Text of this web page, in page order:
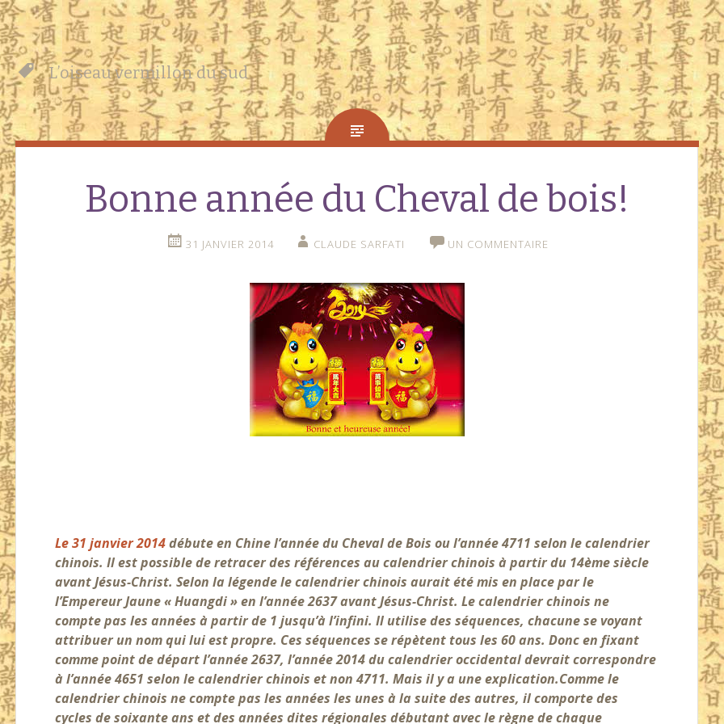
L’oiseau vermillon du sud
Bonne année du Cheval de bois!
31 JANVIER 2014 CLAUDE SARFATI UN COMMENTAIRE
Le 31 janvier 2014débute en Chine l’année du Cheval de Bois ou l’année 4711 selon le calendrier
chinois. Il est possible de retracer des références au calendrier chinois à partir du 14ème siècle
avant Jésus-Christ. Selon la légende le calendrier chinois aurait été mis en place par le
l’Empereur Jaune « Huangdi » en l’année 2637 avant Jésus-Christ. Le calendrier chinois ne
compte pas les années à partir de 1 jusqu’à l’infini. Il utilise des séquences, chacune se voyant
attribuer un nom qui lui est propre. Ces séquences se répètent tous les 60 ans. Donc en fixant
comme point de départ l’année 2637, l’année 2014 du calendrier occidental devrait correspondre
à l’année 4651 selon le calendrier chinois et non 4711. Mais il y a une explication.Comme le
calendrier chinois ne compte pas les années les unes à la suite des autres, il comporte des
cycles de soixante ans et des années dites régionales débutant avec le règne de chaque